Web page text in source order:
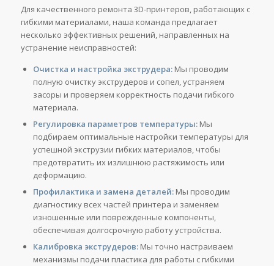
Для качественного ремонта 3D-принтеров, работающих с
гибкими материалами, наша команда предлагает
несколько эффективных решений, направленных на
устранение неисправностей:
Очистка и настройка экструдера:Мы проводим
полную очистку экструдеров и сопел, устраняем
засоры и проверяем корректность подачи гибкого
материала.
Регулировка параметров температуры:Мы
подбираем оптимальные настройки температуры для
успешной экструзии гибких материалов, чтобы
предотвратить их излишнюю растяжимость или
деформацию.
Профилактика и замена деталей:Мы проводим
диагностику всех частей принтера и заменяем
изношенные или поврежденные компоненты,
обеспечивая долгосрочную работу устройства.
Калибровка экструдеров:Мы точно настраиваем
механизмы подачи пластика для работы с гибкими